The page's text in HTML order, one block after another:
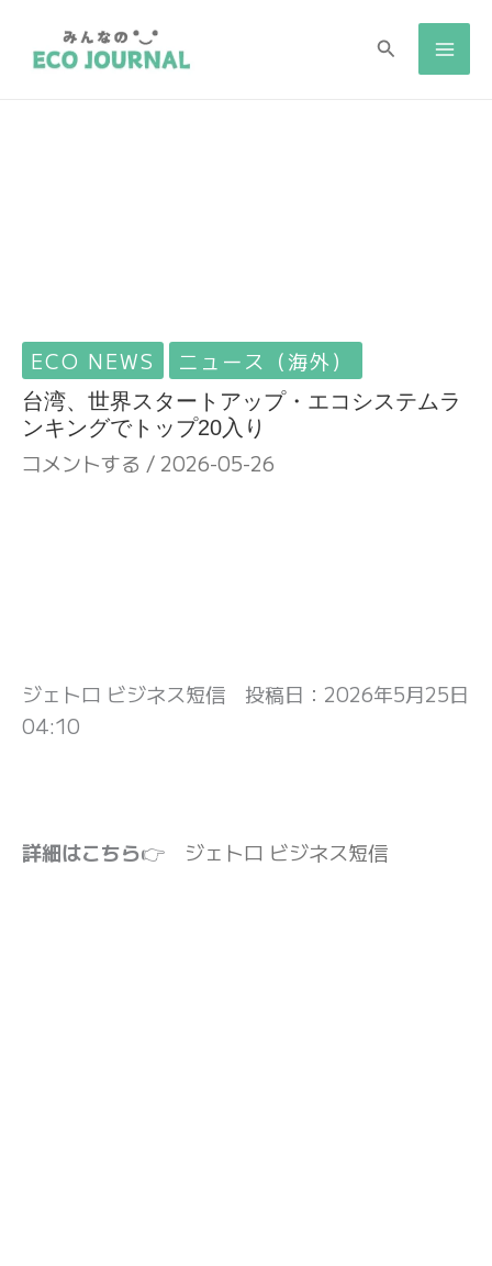
検
ECO NEWS ニュース（海外）
台湾、世界スタートアップ・エコシステムラ
ンキングでトップ20入り
コメントする / 2026-05-26
ジェトロ ビジネス短信 投稿日： 2026年5月25日
04:10
詳細はこちら👉 ジェトロ ビジネス短信
索